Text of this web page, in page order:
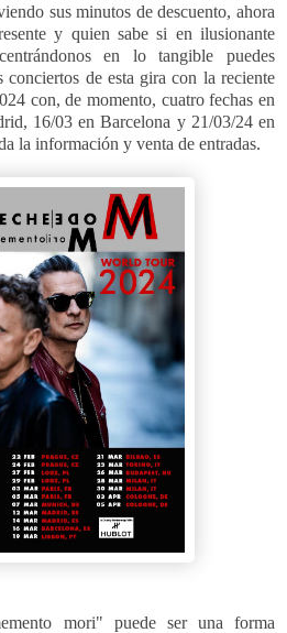
sus minutos de descuento, ahora
y quien sabe si en ilusionante
en lo tangible puedes
conciertos de esta gira con la reciente
con, de momento, cuatro fechas en
16/03 en Barcelona y 21/03/24 en
la información y venta de entradas.
mori" puede ser una forma